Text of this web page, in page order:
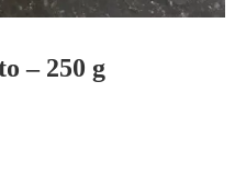
– 250 g